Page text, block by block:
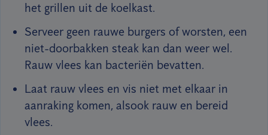
het grillen uit de koelkast.
Serveer geen rauwe burgers of worsten, een
niet-doorbakken steak kan dan weer wel.
Rauw vlees kan bacteriën bevatten.
Laat rauw vlees en vis niet met elkaar in
aanraking komen, alsook rauw en bereid
vlees.